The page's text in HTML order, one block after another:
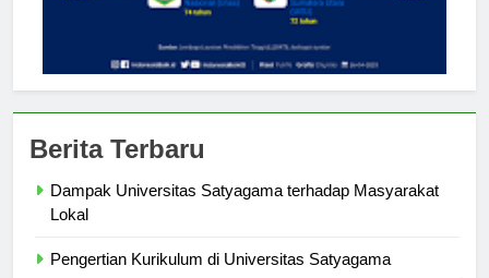
Dampak Universitas Satyagama terhadap Masyarakat